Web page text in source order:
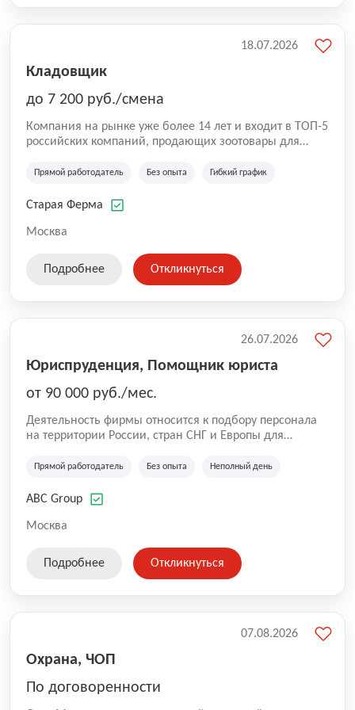
Кладовщик
до 7 200 руб./смена
Компания на рынке уже более 14 лет и входит в ТОП-5
российских компаний, продающих зоотовары для
компания владеет 5 розничными магазинами, а также
России (Wildberries, Ozon, Яндекс. Маркет и
на глобальной доставке товаров по всей территории
SKU, премиальные бренды кормов и собственные
Прямой работодатель Без опыта Гибкий график
Старая Ферма
Москва
18.07.2026
Подробнее Откликнуться
Юриспруденция, Помощник юриста
от 90 000 руб./мес.
Деятельность фирмы относится к подбору персонала
на территории России, стран СНГ и Европы для
культуре и развлечениям, информационным
Прямой работодатель Без опыта Неполный день
ABC Group
Москва
26.07.2026
Подробнее Откликнуться
Охрана, ЧОП
По договоренности
07.08.2026